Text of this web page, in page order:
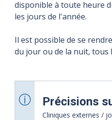
disponible à toute heure
les jours de l'année.
Il est possible de se
du jour ou de la nuit, tous
Précisions
Cliniques externes /